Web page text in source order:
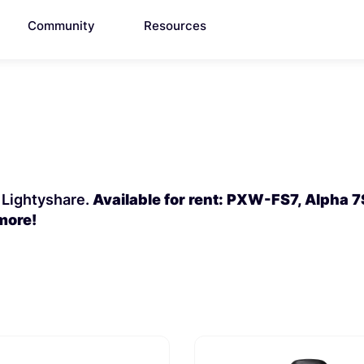
Community Resources
Available for rent: PXW-FS7, Alpha